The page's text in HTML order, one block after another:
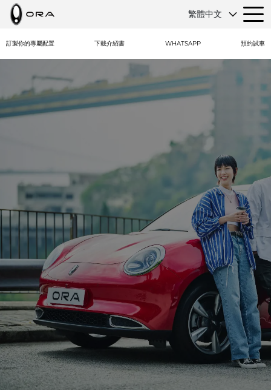
繁體中文
訂製你的專屬配置 下載介紹書 WHATSAPP 預約試車